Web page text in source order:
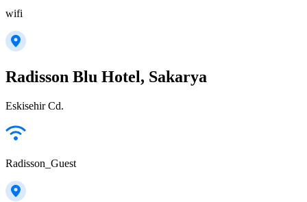
wifi
Radisson Blu Hotel, Sakarya
Eskisehir Cd.
Radisson_Guest